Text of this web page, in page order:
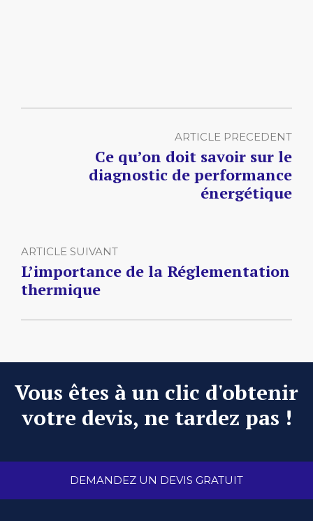
ARTICLE PRECEDENT
Ce qu’on doit savoir sur le
diagnostic de performance
énergétique
ARTICLE SUIVANT
L’importance de la Réglementation
thermique
Vous êtes à un clic d'obtenir
votre devis, ne tardez pas !
DEMANDEZ UN DEVIS GRATUIT